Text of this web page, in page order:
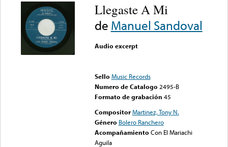
Llegaste A Mi
de Manuel Sandoval
Audio excerpt
Sello Music Records
Numero de Catalogo 2495-B
Formato de grabación 45
Compositor Martinez, Tony N.
Género Bolero Ranchero
Acompañamiento Con El Mariachi
Aguila